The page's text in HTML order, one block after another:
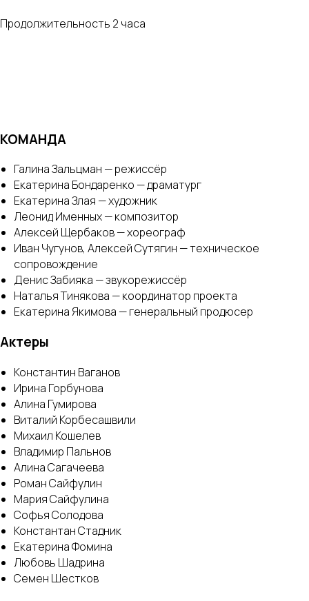
Продолжительность 2 часа
КОМАНДА
Галина Зальцман — режиссёр
Екатерина Бондаренко — драматург
Екатерина Злая — художник
Леонид Именных — композитор
Алексей Щербаков — хореограф
Иван Чугунов, Алексей Сутягин — техническое
сопровождение
Денис Забияка — звукорежиссёр
Наталья Тинякова — координатор проекта
Екатерина Якимова — генеральный продюсер
Актеры
Константин Ваганов
Ирина Горбунова
Алина Гумирова
Виталий Корбесашвили
Михаил Кошелев
Владимир Пальнов
Алина Сагачеева
Роман Сайфулин
Мария Сайфулина
Софья Солодова
Константан Стадник
Екатерина Фомина
Любовь Шадрина
Семен Шестков